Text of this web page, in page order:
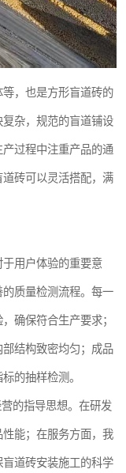
，也是方形盲道砖的
杂，规范的盲道铺设
过程中注重产品的通
砖可以灵活搭配，满
用户体验的重要意
质量检测流程。每一
确保符合生产要求；
结构致密均匀；成品
的抽样检测。
的指导思想。在研发
能；在服务方面，我
道砖安装施工的科学